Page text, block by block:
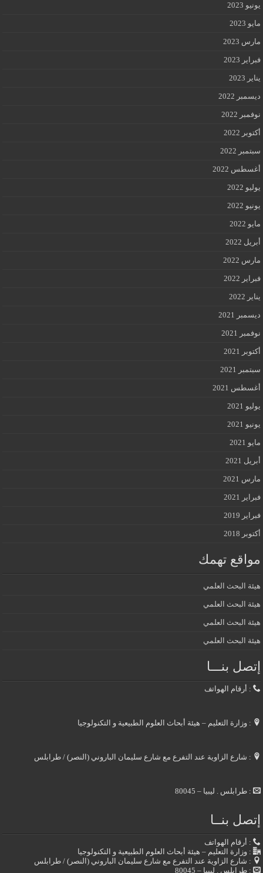
يونيو 2023
مايو 2023
مارس 2023
فبراير 2023
يناير 2023
ديسمبر 2022
نوفمبر 2022
أكتوبر 2022
سبتمبر 2022
أغسطس 2022
يوليو 2022
يونيو 2022
مايو 2022
أبريل 2022
مارس 2022
فبراير 2022
يناير 2022
ديسمبر 2021
نوفمبر 2021
أكتوبر 2021
سبتمبر 2021
أغسطس 2021
يوليو 2021
يونيو 2021
مايو 2021
أبريل 2021
مارس 2021
فبراير 2021
فبراير 2019
أكتوبر 2018
مواقع تهمك
هيئة البحث العلمي
هيئة البحث العلمي
هيئة البحث العلمي
هيئة البحث العلمي
إتصل بنـــا
: أرقام الهواتف
: وزارة التعليم – هيئة أبحاث العلوم الطبيعية و التكنولوجيا
: شارع الزاوية عند التفرع مع شارع سليمان الباروني (النصر) / طرابلس
: طرابلس . ليبيا – 80045
إتصل بنــا
: أرقام الهواتف
: وزارة التعليم – هيئة أبحاث العلوم الطبيعية و التكنولوجيا
: شارع الزاوية عند التفرع مع شارع سليمان الباروني (النصر) / طرابلس
: طرابلس . ليبيا – 80045